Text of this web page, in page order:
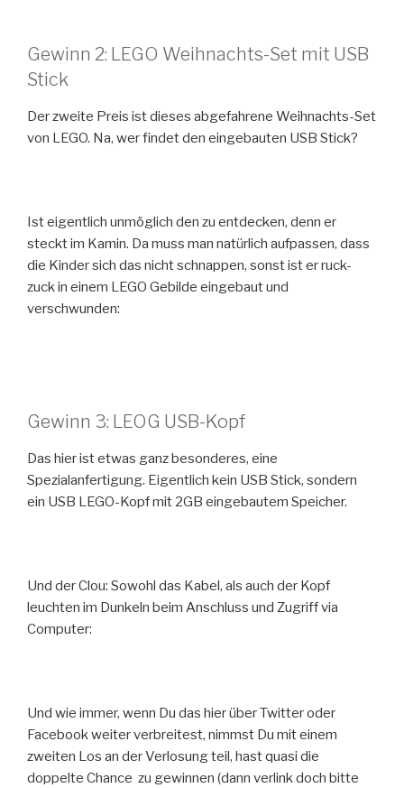
Gewinn 2: LEGO Weihnachts-Set mit USB
Stick
Der zweite Preis ist dieses abgefahrene Weihnachts-Set
von LEGO. Na, wer findet den eingebauten USB Stick?
Ist eigentlich unmöglich den zu entdecken, denn er
steckt im Kamin. Da muss man natürlich aufpassen, dass
die Kinder sich das nicht schnappen, sonst ist er ruck-
zuck in einem LEGO Gebilde eingebaut und
verschwunden:
Gewinn 3: LEOG USB-Kopf
Das hier ist etwas ganz besonderes, eine
Spezialanfertigung. Eigentlich kein USB Stick, sondern
ein USB LEGO-Kopf mit 2GB eingebautem Speicher.
Und der Clou: Sowohl das Kabel, als auch der Kopf
leuchten im Dunkeln beim Anschluss und Zugriff via
Computer:
Und wie immer, wenn Du das hier über Twitter oder
Facebook weiter verbreitest, nimmst Du mit einem
zweiten Los an der Verlosung teil, hast quasi die
doppelte Chance zu gewinnen (dann verlink doch bitte